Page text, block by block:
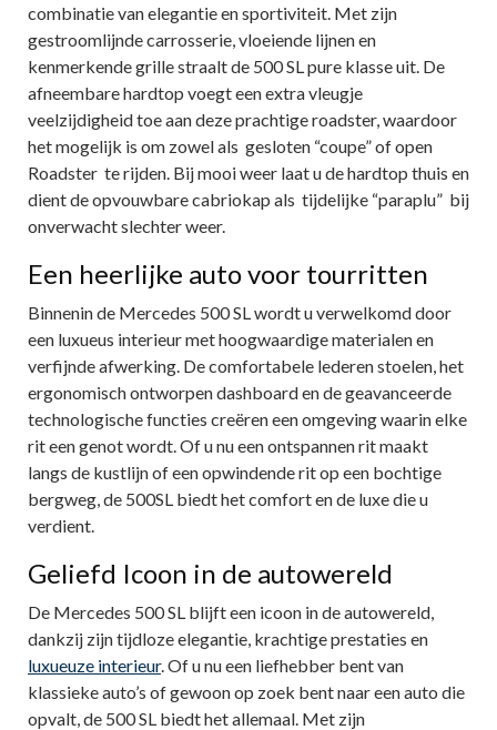
combinatie van elegantie en sportiviteit. Met zijn
gestroomlijnde carrosserie, vloeiende lijnen en
kenmerkende grille straalt de 500 SL pure klasse uit. De
afneembare hardtop voegt een extra vleugje
veelzijdigheid toe aan deze prachtige roadster, waardoor
het mogelijk is om zowel als gesloten “coupe” of open
Roadster te rijden. Bij mooi weer laat u de hardtop thuis en
dient de opvouwbare cabriokap als tijdelijke “paraplu” bij
onverwacht slechter weer.
Een heerlijke auto voor tourritten
Binnenin de Mercedes 500 SL wordt u verwelkomd door
een luxueus interieur met hoogwaardige materialen en
verfijnde afwerking. De comfortabele lederen stoelen, het
ergonomisch ontworpen dashboard en de geavanceerde
technologische functies creëren een omgeving waarin elke
rit een genot wordt. Of u nu een ontspannen rit maakt
langs de kustlijn of een opwindende rit op een bochtige
bergweg, de 500SL biedt het comfort en de luxe die u
verdient.
Geliefd Icoon in de autowereld
De Mercedes 500 SL blijft een icoon in de autowereld,
dankzij zijn tijdloze elegantie, krachtige prestaties en
luxueuze interieur. Of u nu een liefhebber bent van
klassieke auto’s of gewoon op zoek bent naar een auto die
opvalt, de 500 SL biedt het allemaal. Met zijn